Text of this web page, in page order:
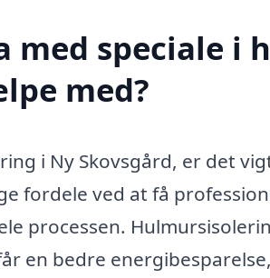
med speciale i
med?
i Ny Skovsgård, er det
fordele ved at få
processen.
en bedre